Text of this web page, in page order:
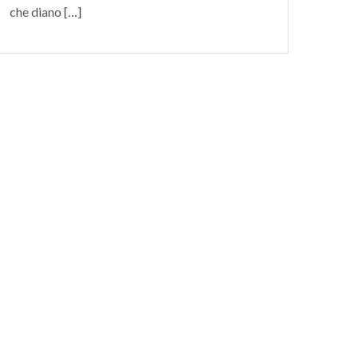
che diano […]